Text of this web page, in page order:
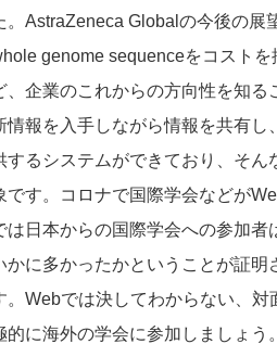
。 AstraZeneca Global の今後の展
genome sequenceをコスト
、企業のこれからの方向性を知
情報を入手しながら情報を共有
するシステムができており、そ
です。コロナで国際学会などが
は日本からの国際学会への参加
かに多かったかということが証
。 Webでは決してわからない、
的に海外の学会に参加しましょ